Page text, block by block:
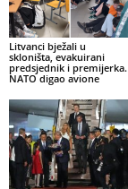
Litvanci bježali u
skloništa, evakuirani
predsjednik i premijerka.
NATO digao avione